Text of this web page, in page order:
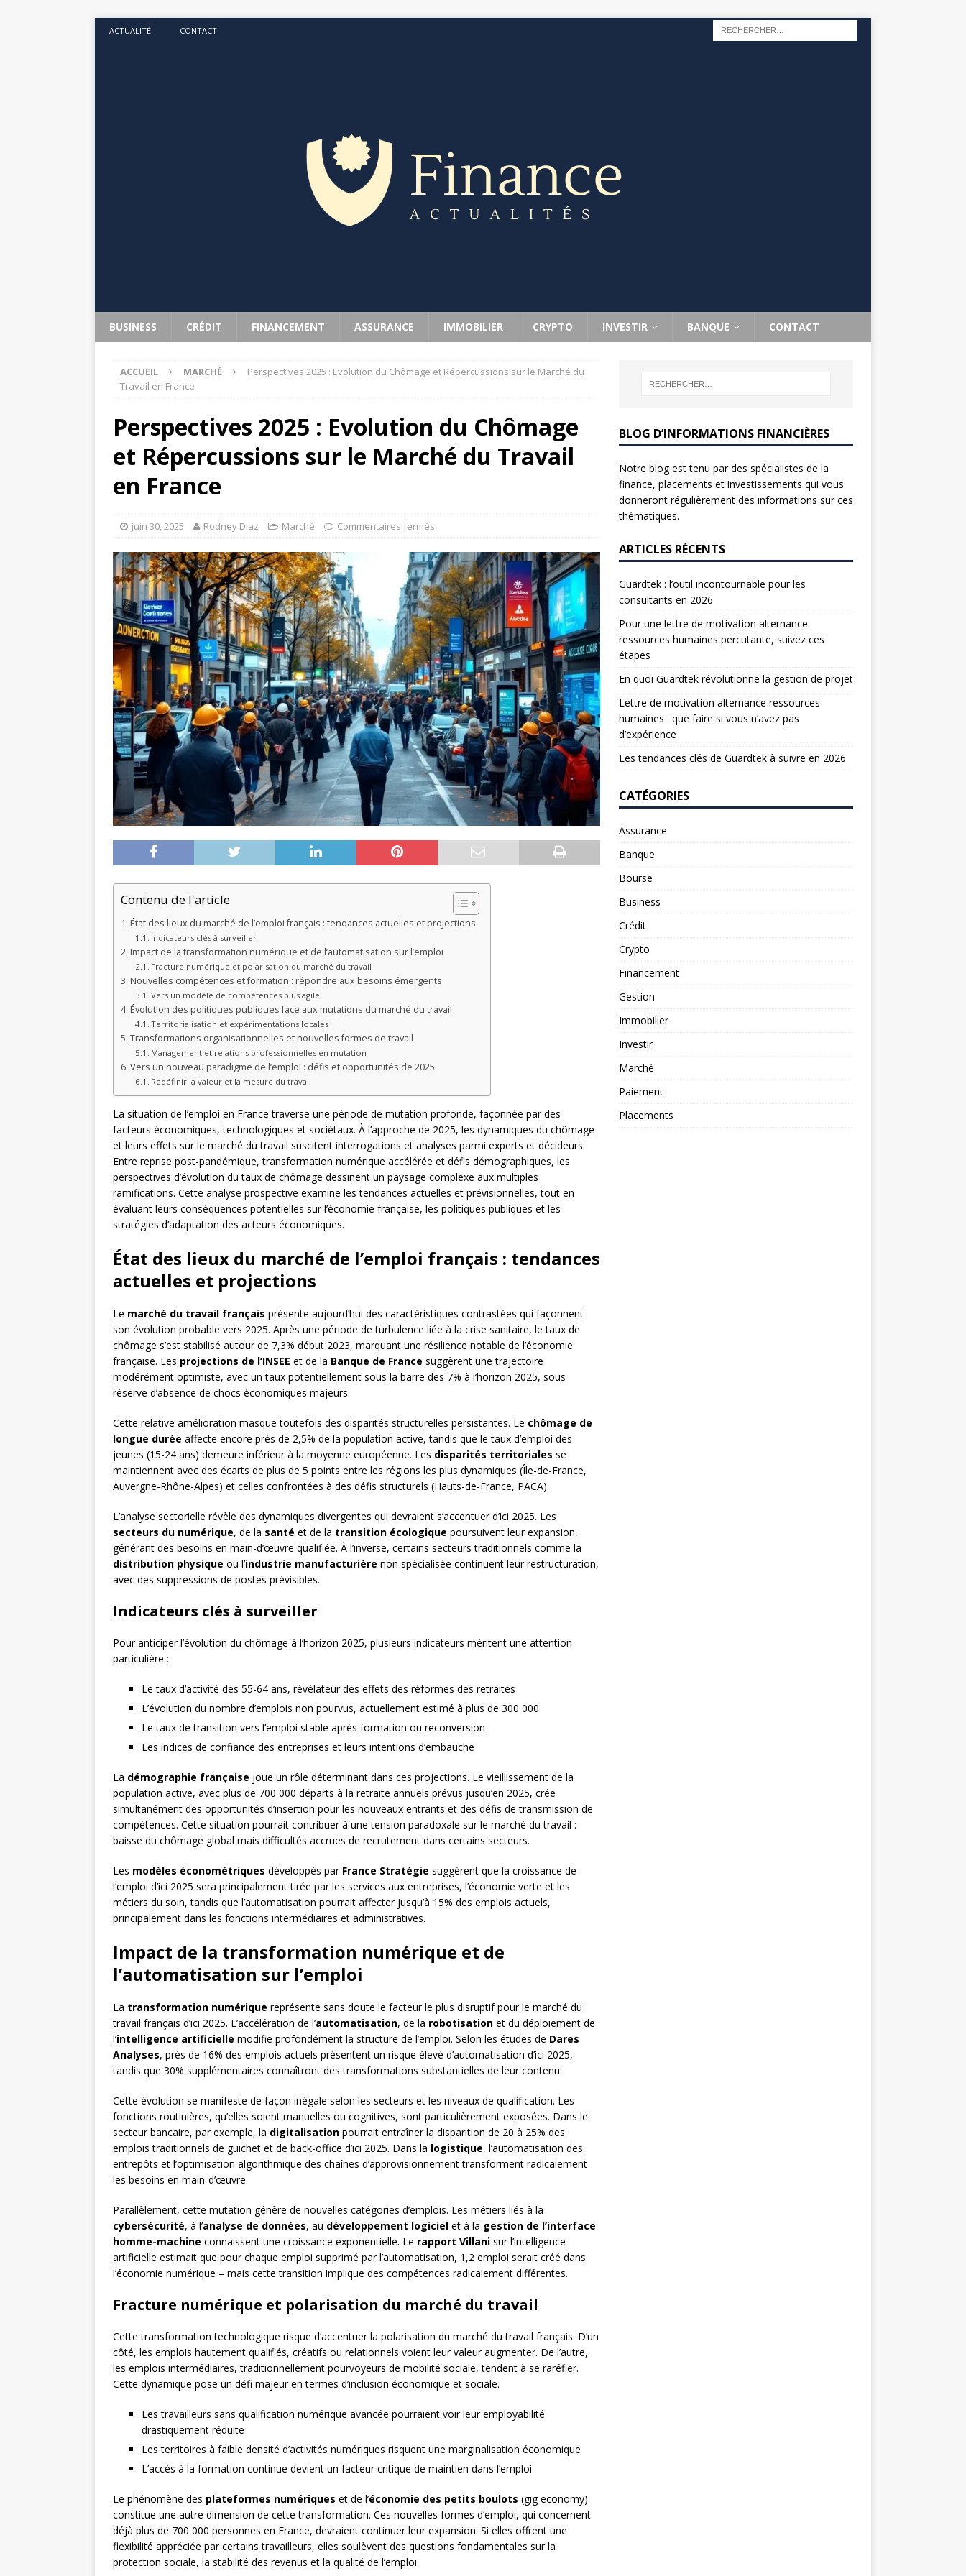
ACTUALITÉ CONTACT
BUSINESS CRÉDIT FINANCEMENT ASSURANCE IMMOBILIER CRYPTO INVESTIR BANQUE CONTACT
ACCUEIL MARCHÉ
Perspectives 2025 : Evolution du Chômage et Répercussions sur le Marché du
Travail en France
Perspectives 2025 : Evolution du Chômage
et Répercussions sur le Marché du Travail
en France
juin 30, 2025 Rodney Diaz Marché Commentaires fermés
Contenu de l'article
État des lieux du marché de l’emploi français : tendances actuelles et projections
Indicateurs clés à surveiller
Impact de la transformation numérique et de l’automatisation sur l’emploi
Fracture numérique et polarisation du marché du travail
Nouvelles compétences et formation : répondre aux besoins émergents
Vers un modèle de compétences plus agile
Évolution des politiques publiques face aux mutations du marché du travail
Territorialisation et expérimentations locales
Transformations organisationnelles et nouvelles formes de travail
Management et relations professionnelles en mutation
Vers un nouveau paradigme de l’emploi : défis et opportunités de 2025
Redéfinir la valeur et la mesure du travail
La situation de l’emploi en France traverse une période de mutation profonde, façonnée par des
facteurs économiques, technologiques et sociétaux. À l’approche de 2025, les dynamiques du chômage
et leurs effets sur le marché du travail suscitent interrogations et analyses parmi experts et décideurs.
Entre reprise post-pandémique, transformation numérique accélérée et défis démographiques, les
perspectives d’évolution du taux de chômage dessinent un paysage complexe aux multiples
ramifications. Cette analyse prospective examine les tendances actuelles et prévisionnelles, tout en
évaluant leurs conséquences potentielles sur l’économie française, les politiques publiques et les
stratégies d’adaptation des acteurs économiques.
État des lieux du marché de l’emploi français : tendances
actuelles et projections
Le marché du travail français présente aujourd’hui des caractéristiques contrastées qui façonnent
son évolution probable vers 2025. Après une période de turbulence liée à la crise sanitaire, le taux de
chômage s’est stabilisé autour de 7,3% début 2023, marquant une résilience notable de l’économie
française. Les projections de l’INSEE et de la Banque de France suggèrent une trajectoire
modérément optimiste, avec un taux potentiellement sous la barre des 7% à l’horizon 2025, sous
réserve d’absence de chocs économiques majeurs.
Cette relative amélioration masque toutefois des disparités structurelles persistantes. Le chômage de
longue durée affecte encore près de 2,5% de la population active, tandis que le taux d’emploi des
jeunes (15-24 ans) demeure inférieur à la moyenne européenne. Les disparités territoriales se
maintiennent avec des écarts de plus de 5 points entre les régions les plus dynamiques (Île-de-France,
Auvergne-Rhône-Alpes) et celles confrontées à des défis structurels (Hauts-de-France, PACA).
L’analyse sectorielle révèle des dynamiques divergentes qui devraient s’accentuer d’ici 2025. Les
secteurs du numérique, de la santé et de la transition écologique poursuivent leur expansion,
générant des besoins en main-d’œuvre qualifiée. À l’inverse, certains secteurs traditionnels comme la
distribution physique ou l’industrie manufacturière non spécialisée continuent leur restructuration,
avec des suppressions de postes prévisibles.
Indicateurs clés à surveiller
Pour anticiper l’évolution du chômage à l’horizon 2025, plusieurs indicateurs méritent une attention
particulière :
Le taux d’activité des 55-64 ans, révélateur des effets des réformes des retraites
L’évolution du nombre d’emplois non pourvus, actuellement estimé à plus de 300 000
Le taux de transition vers l’emploi stable après formation ou reconversion
Les indices de confiance des entreprises et leurs intentions d’embauche
La démographie française joue un rôle déterminant dans ces projections. Le vieillissement de la
population active, avec plus de 700 000 départs à la retraite annuels prévus jusqu’en 2025, crée
simultanément des opportunités d’insertion pour les nouveaux entrants et des défis de transmission de
compétences. Cette situation pourrait contribuer à une tension paradoxale sur le marché du travail :
baisse du chômage global mais difficultés accrues de recrutement dans certains secteurs.
Les modèles économétriques développés par France Stratégie suggèrent que la croissance de
l’emploi d’ici 2025 sera principalement tirée par les services aux entreprises, l’économie verte et les
métiers du soin, tandis que l’automatisation pourrait affecter jusqu’à 15% des emplois actuels,
principalement dans les fonctions intermédiaires et administratives.
Impact de la transformation numérique et de
l’automatisation sur l’emploi
La transformation numérique représente sans doute le facteur le plus disruptif pour le marché du
travail français d’ici 2025. L’accélération de l’automatisation, de la robotisation et du déploiement de
l’intelligence artificielle modifie profondément la structure de l’emploi. Selon les études de Dares
Analyses, près de 16% des emplois actuels présentent un risque élevé d’automatisation d’ici 2025,
tandis que 30% supplémentaires connaîtront des transformations substantielles de leur contenu.
Cette évolution se manifeste de façon inégale selon les secteurs et les niveaux de qualification. Les
fonctions routinières, qu’elles soient manuelles ou cognitives, sont particulièrement exposées. Dans le
secteur bancaire, par exemple, la digitalisation pourrait entraîner la disparition de 20 à 25% des
emplois traditionnels de guichet et de back-office d’ici 2025. Dans la logistique, l’automatisation des
entrepôts et l’optimisation algorithmique des chaînes d’approvisionnement transforment radicalement
les besoins en main-d’œuvre.
Parallèlement, cette mutation génère de nouvelles catégories d’emplois. Les métiers liés à la
cybersécurité, à l’analyse de données, au développement logiciel et à la gestion de l’interface
homme-machine connaissent une croissance exponentielle. Le rapport Villani sur l’intelligence
artificielle estimait que pour chaque emploi supprimé par l’automatisation, 1,2 emploi serait créé dans
l’économie numérique – mais cette transition implique des compétences radicalement différentes.
Fracture numérique et polarisation du marché du travail
Cette transformation technologique risque d’accentuer la polarisation du marché du travail français. D’un
côté, les emplois hautement qualifiés, créatifs ou relationnels voient leur valeur augmenter. De l’autre,
les emplois intermédiaires, traditionnellement pourvoyeurs de mobilité sociale, tendent à se raréfier.
Cette dynamique pose un défi majeur en termes d’inclusion économique et sociale.
Les travailleurs sans qualification numérique avancée pourraient voir leur employabilité
drastiquement réduite
Les territoires à faible densité d’activités numériques risquent une marginalisation économique
L’accès à la formation continue devient un facteur critique de maintien dans l’emploi
Le phénomène des plateformes numériques et de l’économie des petits boulots (gig economy)
constitue une autre dimension de cette transformation. Ces nouvelles formes d’emploi, qui concernent
déjà plus de 700 000 personnes en France, devraient continuer leur expansion. Si elles offrent une
flexibilité appréciée par certains travailleurs, elles soulèvent des questions fondamentales sur la
protection sociale, la stabilité des revenus et la qualité de l’emploi.
BLOG D’INFORMATIONS FINANCIÈRES
Notre blog est tenu par des spécialistes de la
finance, placements et investissements qui vous
donneront régulièrement des informations sur ces
thématiques.
ARTICLES RÉCENTS
Guardtek : l’outil incontournable pour les
consultants en 2026
Pour une lettre de motivation alternance
ressources humaines percutante, suivez ces
étapes
En quoi Guardtek révolutionne la gestion de projet
Lettre de motivation alternance ressources
humaines : que faire si vous n’avez pas
d’expérience
Les tendances clés de Guardtek à suivre en 2026
CATÉGORIES
Assurance
Banque
Bourse
Business
Crédit
Crypto
Financement
Gestion
Immobilier
Investir
Marché
Paiement
Placements